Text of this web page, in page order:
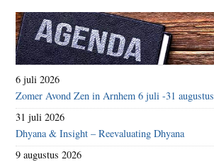
6 juli 2026
Zomer Avond Zen in Arnhem 6 juli -31 augustus
31 juli 2026
Dhyana & Insight – Reevaluating Dhyana
9 augustus 2026